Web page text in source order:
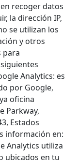
recoger datos
la dirección IP,
se utilizan los
y otros
para
Analytics: es
por Google,
oficina
Parkway,
Estados
información en:
Analytics utiliza
ubicados en tu